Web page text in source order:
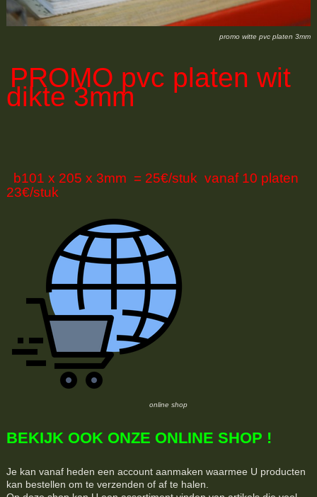
promo witte pvc platen 3mm
PROMO pvc platen wit
dikte 3mm
b101 x 205 x 3mm = 25€/stuk vanaf 10 platen
23€/stuk
online shop
BEKIJK OOK ONZE ONLINE SHOP !
Je kan vanaf heden een account aanmaken waarmee U producten
kan bestellen om te verzenden of af te halen.